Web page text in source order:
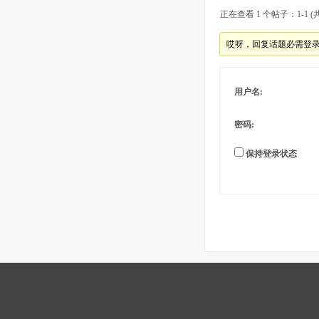
正在查看 1 个帖子：1-1 (
哎呀，回复话题必需登录
用户名:
密码:
保持登录状态